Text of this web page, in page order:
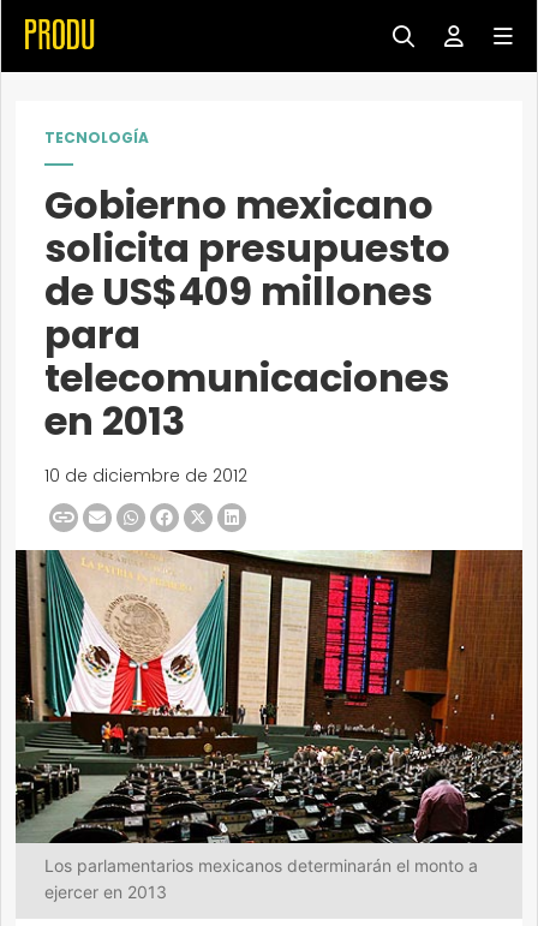
TECNOLOGÍA
Gobierno mexicano
solicita presupuesto
de US$409 millones
para
telecomunicaciones
en 2013
10 de diciembre de 2012
Los parlamentarios mexicanos determinarán el monto a
ejercer en 2013